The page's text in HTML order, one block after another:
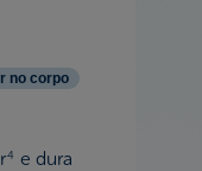
no corpo
4 e dura